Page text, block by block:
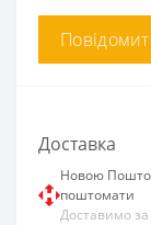
Доставка
Новою
поштомати
Доставимо